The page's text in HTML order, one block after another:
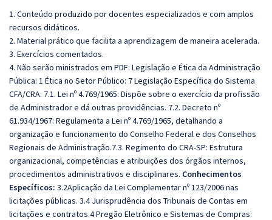
1. Conteúdo produzido por docentes especializados e com amplos
recursos didáticos.
2. Material prático que facilita a aprendizagem de maneira acelerada.
3. Exercícios comentados.
4. Não serão ministrados em PDF: Legislação e Ética da Administração
Pública: 1 Ética no Setor Público: 7 Legislação Específica do Sistema
CFA/CRA: 7.1. Lei nº 4.769/1965: Dispõe sobre o exercício da profissão
de Administrador e dá outras providências. 7.2. Decreto nº
61.934/1967: Regulamenta a Lei nº 4.769/1965, detalhando a
organização e funcionamento do Conselho Federal e dos Conselhos
Regionais de Administração.7.3. Regimento do CRA-SP: Estrutura
organizacional, competências e atribuições dos órgãos internos,
procedimentos administrativos e disciplinares. Conhecimentos
Específicos: 3.2Aplicação da Lei Complementar nº 123/2006 nas
licitações públicas. 3.4 Jurisprudência dos Tribunais de Contas em
licitações e contratos.4 Pregão Eletrônico e Sistemas de Compras: